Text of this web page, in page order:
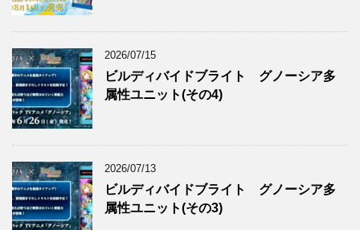
2026/07/15
ビルディバイドブライト グノーシア多
属性ユニット(その4)
2026/07/13
ビルディバイドブライト グノーシア多
属性ユニット(その3)